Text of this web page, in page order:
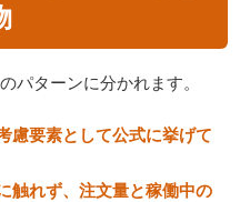
パターンに分かれます。
要素として公式に挙げて
れず、注文量と稼働中の